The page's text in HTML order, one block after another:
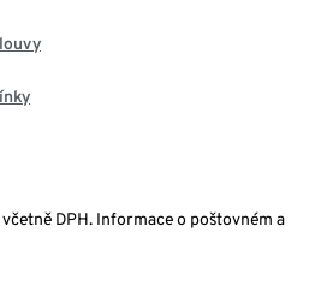
DPH. Informace o poštovném a